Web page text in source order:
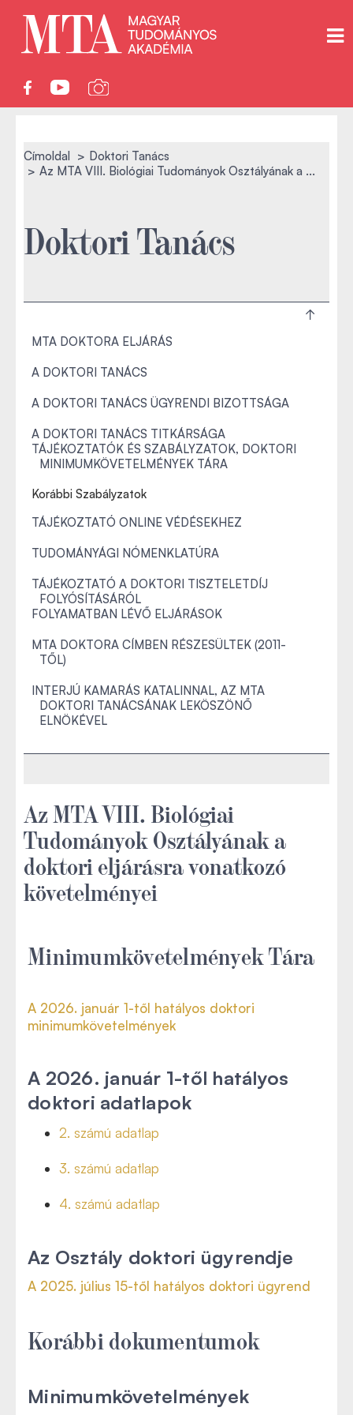
Címoldal
Doktori Tanács
Az MTA VIII. Biológiai Tudományok Osztályának a ...
Doktori Tanács
MTA DOKTORA ELJÁRÁS
A DOKTORI TANÁCS
A DOKTORI TANÁCS ÜGYRENDI BIZOTTSÁGA
A DOKTORI TANÁCS TITKÁRSÁGA
TÁJÉKOZTATÓK ÉS SZABÁLYZATOK, DOKTORI
MINIMUMKÖVETELMÉNYEK TÁRA
Korábbi Szabályzatok
TÁJÉKOZTATÓ ONLINE VÉDÉSEKHEZ
TUDOMÁNYÁGI NÓMENKLATÚRA
TÁJÉKOZTATÓ A DOKTORI TISZTELETDÍJ
FOLYÓSÍTÁSÁRÓL
FOLYAMATBAN LÉVŐ ELJÁRÁSOK
MTA DOKTORA CÍMBEN RÉSZESÜLTEK (2011-
TŐL)
INTERJÚ KAMARÁS KATALINNAL, AZ MTA
DOKTORI TANÁCSÁNAK LEKÖSZÖNŐ
ELNÖKÉVEL
Az MTA VIII. Biológiai
Tudományok Osztályának a
doktori eljárásra vonatkozó
követelményei
Minimumkövetelmények Tára
A 2026. január 1-től hatályos doktori
minimumkövetelmények
A 2026. január 1-től hatályos
doktori adatlapok
2. számú adatlap
3. számú adatlap
4. számú adatlap
Az Osztály doktori ügyrendje
A 2025. július 15-től hatályos doktori ügyrend
Korábbi dokumentumok
Minimumkövetelmények